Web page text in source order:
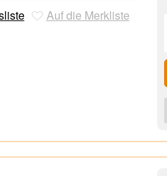
Auf die Merkliste